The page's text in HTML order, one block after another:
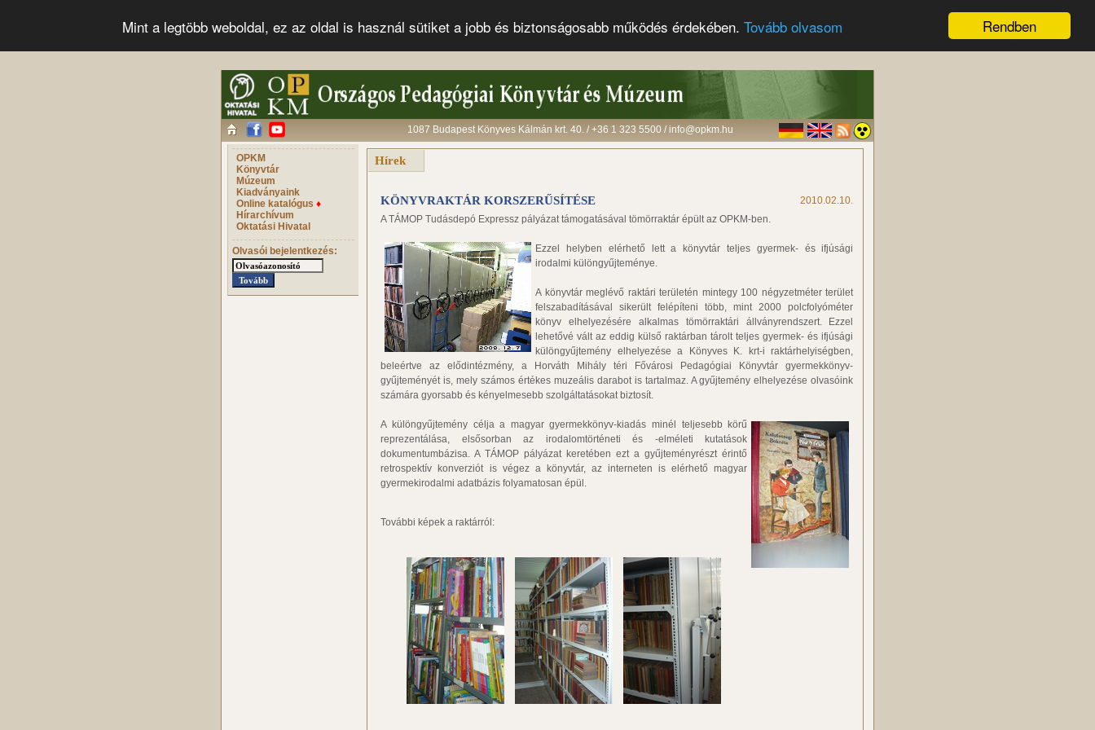
Rendben
Mint a legtöbb weboldal, ez az oldal is használ sütiket a jobb és biztonságosabb működés érdekében. Tovább olvasom
1087 Budapest Könyves Kálmán krt. 40. / +36 1 323 5500 / info@opkm.hu
OPKM
Könyvtár
Múzeum
Kiadványaink
Online katalógus ♦
Hírarchívum
Oktatási Hivatal
Olvasói bejelentkezés:
Hírek
KÖNYVRAKTÁR KORSZERŰSÍTÉSE
2010.02.10.
A TÁMOP Tudásdepó Expressz pályázat támogatásával tömörraktár épült az OPKM-ben.
Ezzel helyben elérhető lett a könyvtár teljes gyermek- és ifjúsági
irodalmi különgyűjteménye.
A könyvtár meglévő raktári területén mintegy 100 négyzetméter terület
felszabadításával sikerült felépíteni több, mint 2000 polcfolyóméter
könyv elhelyezésére alkalmas tömörraktári állványrendszert. Ezzel
lehetővé vált az eddig külső raktárban tárolt teljes gyermek- és ifjúsági
különgyűjtemény elhelyezése a Könyves K. krt-i raktárhelyiségben,
beleértve az elődintézmény, a Horváth Mihály téri Fővárosi Pedagógiai Könyvtár gyermekkönyv-
gyűjteményét is, mely számos értékes muzeális darabot is tartalmaz. A gyűjtemény elhelyezése olvasóink
számára gyorsabb és kényelmesebb szolgáltatásokat biztosít.
A különgyűjtemény célja a magyar gyermekkönyv-kiadás minél teljesebb körű
reprezentálása, elsősorban az irodalomtörténeti és -elméleti kutatások
dokumentumbázisa. A TÁMOP pályázat keretében ezt a gyűjteményrészt érintő
retrospektív konverziót is végez a könyvtár, az interneten is elérhető magyar
gyermekirodalmi adatbázis folyamatosan épül.
További képek a raktárról: